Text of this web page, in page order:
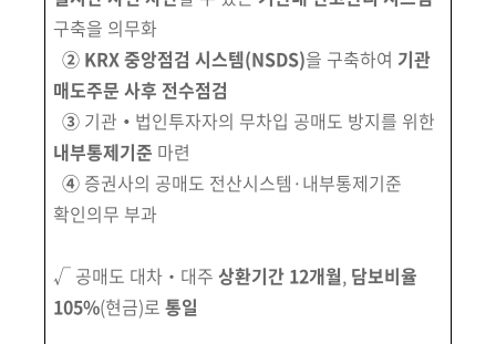
구축을 의무화
② KRX중앙점검 시스템(NSDS)을 구축하여 기관
매도주문 사후 전수점검
③ 기관 ‧ 법인투자자의 무차입 공매도 방지를 위한
내부통제기준 마련
④ 증권사의 공매도 전산시스템·내부통제기준
확인의무 부과
√ 공매도 대차‧대주 상환기간 12개월, 담보비율
105%(현금)로 통일